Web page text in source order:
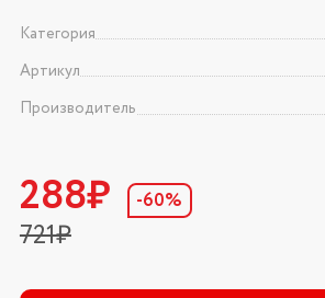
Категория
Артикул
Производитель
288₽
721₽
-60%